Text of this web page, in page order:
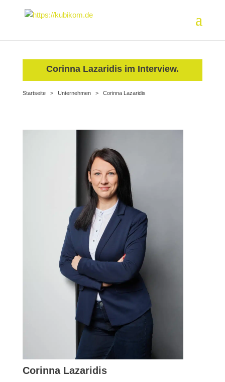
Corinna Lazaridis im Interview.
Startseite> Unternehmen> Corinna Lazaridis
Corinna Lazaridis